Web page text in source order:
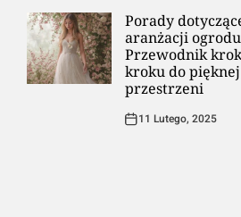
Porady
aranżacji
Przewodnik
kroku do pięknej
przestrzeni
11 Lutego, 2025